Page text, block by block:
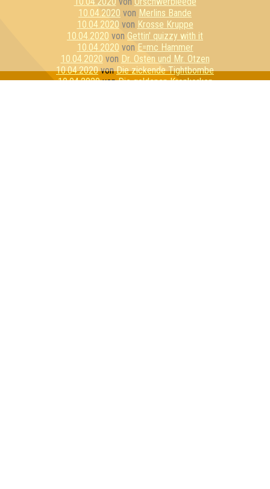
10.04.2020 von Merlins Bande
10.04.2020 von Krosse Kruppe
10.04.2020 von Gettin' quizzy with it
10.04.2020 von E=mc Hammer
10.04.2020 von Dr. Osten und Mr. Otzen
10.04.2020vonDie zickende Tightbombe
10.04.2020vonDie goldenen Kronkorken